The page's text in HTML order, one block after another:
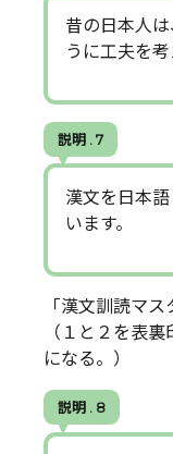
昔の日本人
うに工夫を考
説明 . 7
漢文を日本
います。
「漢文訓読マ
（１と２を表
になる。）
説明 . 8